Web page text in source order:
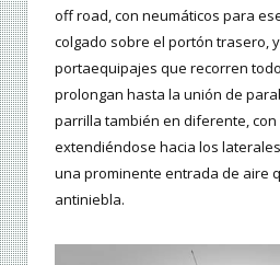
off road, con neumáticos para
colgado sobre el portón trasero,
portaequipajes que recorren
prolongan hasta la unión de
parrilla también en diferente,
extendiéndose hacia los
una prominente entrada de aire
antiniebla.